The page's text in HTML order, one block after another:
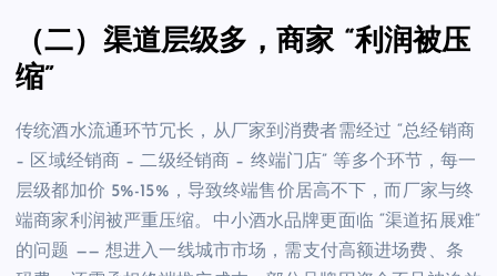
（二）渠道层级多，商家 “利润被压
缩”
传统酒水流通环节冗长，从厂家到消费者需经过 “总经销商
– 区域经销商 – 二级经销商 – 终端门店” 等多个环节，每一
层级都加价 5%-15%，导致终端售价居高不下，而厂家与终
端商家利润被严重压缩。中小酒水品牌更面临 “渠道拓展难”
的问题 —— 想进入一线城市市场，需支付高额进场费、条